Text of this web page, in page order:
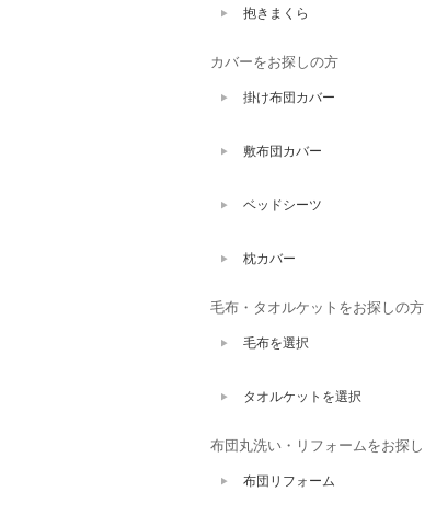
抱きまくら
カバーをお探しの方
掛け布団カバー
敷布団カバー
ベッドシーツ
枕カバー
毛布・タオルケットをお探しの方
毛布を選択
タオルケットを選択
布団丸洗い・リフォームをお探し
布団リフォーム